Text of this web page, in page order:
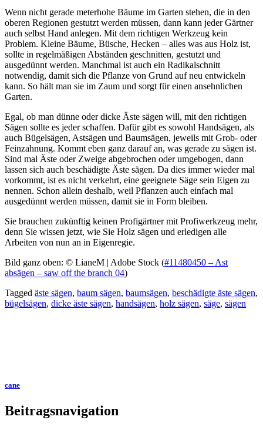
Wenn nicht gerade meterhohe Bäume im Garten stehen, die in den
oberen Regionen gestutzt werden müssen, dann kann jeder Gärtner
auch selbst Hand anlegen. Mit dem richtigen Werkzeug kein
Problem. Kleine Bäume, Büsche, Hecken – alles was aus Holz ist,
sollte in regelmäßigen Abständen geschnitten, gestutzt und
ausgedünnt werden. Manchmal ist auch ein Radikalschnitt
notwendig, damit sich die Pflanze von Grund auf neu entwickeln
kann. So hält man sie im Zaum und sorgt für einen ansehnlichen
Garten.
Egal, ob man dünne oder dicke Äste sägen will, mit den richtigen
Sägen sollte es jeder schaffen. Dafür gibt es sowohl Handsägen, als
auch Bügelsägen, Astsägen und Baumsägen, jeweils mit Grob- oder
Feinzahnung. Kommt eben ganz darauf an, was gerade zu sägen ist.
Sind mal Äste oder Zweige abgebrochen oder umgebogen, dann
lassen sich auch beschädigte Äste sägen. Da dies immer wieder mal
vorkommt, ist es nicht verkehrt, eine geeignete Säge sein Eigen zu
nennen. Schon allein deshalb, weil Pflanzen auch einfach mal
ausgedünnt werden müssen, damit sie in Form bleiben.
Sie brauchen zukünftig keinen Profigärtner mit Profiwerkzeug mehr,
denn Sie wissen jetzt, wie Sie Holz sägen und erledigen alle
Arbeiten von nun an in Eigenregie.
Bild ganz oben: © LianeM | Adobe Stock (#11480450 – Ast
absägen – saw off the branch 04)
Tagged äste sägen, baum sägen, baumsägen, beschädigte äste sägen,
bügelsägen, dicke äste sägen, handsägen, holz sägen, säge, sägen
cane
Beitragsnavigation